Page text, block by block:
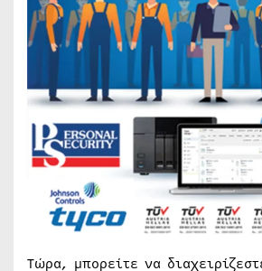
Τώρα, μπορείτε να